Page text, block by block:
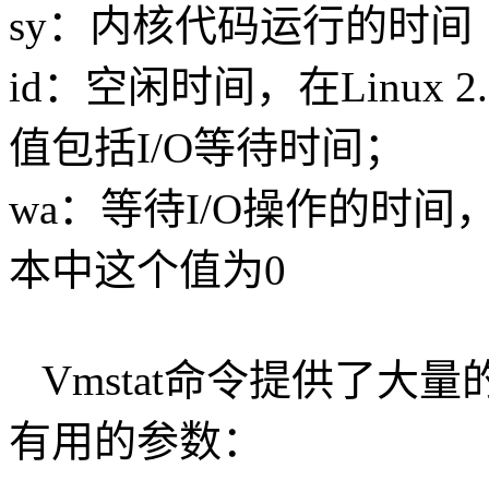
sy：内核代码运行的时
id：空闲时间，在Linux
值包括I/O等待时间；
wa：等待I/O操作的时间
本中这个值为0
Vmstat命令提供了大量
有用的参数：